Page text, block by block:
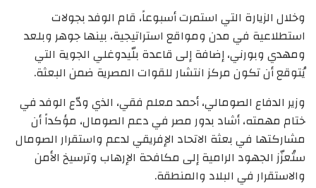
وخلال الزيارة التي استمرت أسبوعاً، قام الوفد بجولات
استطلاعية في مدن ومواقع استراتيجية، بينها جوهر وبلعد
ومهدي وبورني، إضافة إلى قاعدة بلّيدوغلي الجوية التي
يُتوقع أن تكون مركز انتشار للقوات المصرية ضمن البعثة.
وزير الدفاع الصومالي، أحمد معلم فقي، الذي ودّع الوفد في
ختام مهمته، أشاد بدور مصر في دعم الصومال، مؤكداً أن
مشاركتها في بعثة الاتحاد الإفريقي لدعم واستقرار الصومال
ستُعزّز الجهود الرامية إلى مكافحة الإرهاب وترسيخ الأمن
والاستقرار في البلاد والمنطقة.